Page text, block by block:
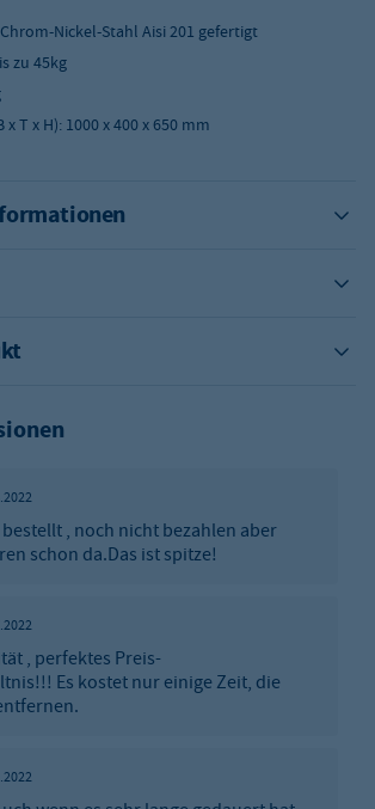
Nickel-Stahl Aisi 201 gefertigt
zu 45kg
T x H): 1000 x 400 x 650 mm
, noch nicht bezahlen aber
schon da.Das ist spitze!
, perfektes Preis-
Es kostet nur einige Zeit, die